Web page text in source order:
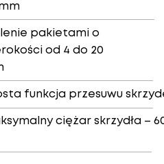
pakietami o
od 4 do 20
funkcja przesuwu
ciężar skrzydła –